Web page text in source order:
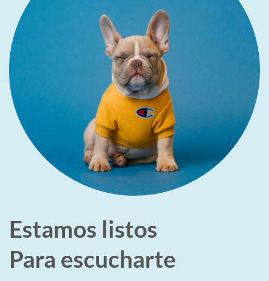
Estamos listos
Para escucharte